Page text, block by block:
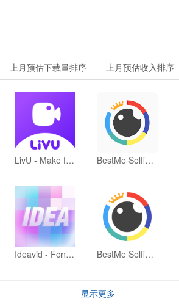
上月预估下载量排序 上月预估收入排序
LivU - Make friends BestMe Selfie Camera
Ideavid - Font Animation video for Instagram BestMe Selfie Camera - Make beauty photos with filters,collage & Effects
显示更多